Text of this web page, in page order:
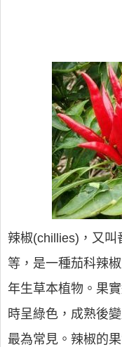
辣椒(chillies)，又叫
等，是一種茄科辣
年生草本植物。果
時呈綠色，成熟後
最為常見。辣椒的